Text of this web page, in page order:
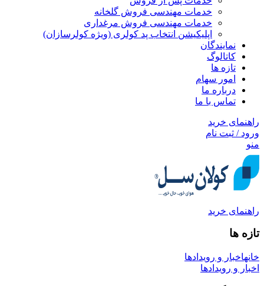
خدمات مهندسی فروش گلخانه
خدمات مهندسی فروش مرغداری
اپلیکیشن انتخاب پد کولری (ویژه کولرسازان)
نمایندگان
کاتالوگ
تازه ها
امور سهام
درباره ما
تماس با ما
راهنمای خرید
ورود / ثبت نام
منو
راهنمای خرید
تازه ها
خانهاخبار و رویدادها
اخبار و رویدادها